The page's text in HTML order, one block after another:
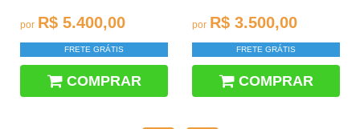
por R$ 5.400,00
FRETE GRÁTIS
COMPRAR
por R$ 3.500,00
FRETE GRÁTIS
COMPRAR